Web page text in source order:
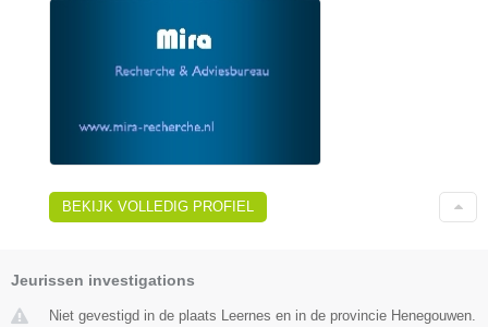
BEKIJK VOLLEDIG PROFIEL
Jeurissen investigations
Niet gevestigd in de plaats Leernes en in de provincie Henegouwen.